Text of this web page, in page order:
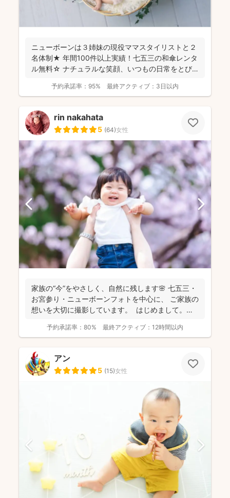
ニューボーンは３姉妹の現役ママスタイリストと２
名体制★ 年間100件以上実績！七五三の和傘レンタ
ル無料☆ ナチュラルな笑顔、いつもの日常をとび
予約承諾率： 95% 最終アクティブ： 3日以内
rin nakahata
5 (64)女性
家族の“今”をやさしく、自然に残します🌸 七五三・
お宮参り・ニューボーンフォトを中心に、 ご家族の
想いを大切に撮影しています。 はじめまして。
予約承諾率： 80% 最終アクティブ： 12時間以内
アン
5 (15)女性